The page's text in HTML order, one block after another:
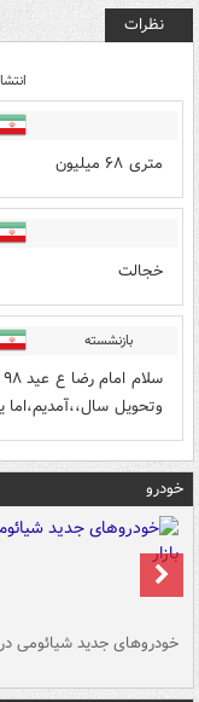
نظرات
متری ۶۸ میلیون
خجالت
بازنشسته
وتحویل
خودرو
خودروهای جدید شیائومی در